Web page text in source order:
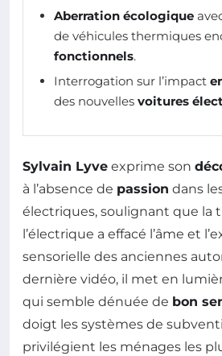
Aberration écologique
de véhicules thermiques
fonctionnels.
Interrogation sur l’impact
des nouvelles voitures
Sylvain Lyve exprime son
à l’absence de passion dans
électriques, soulignant que la
l’électrique a effacé l’âme et
sensorielle des anciennes
dernière vidéo, il met en
qui semble dénuée de bon
doigt les systèmes de
privilégient les ménages les